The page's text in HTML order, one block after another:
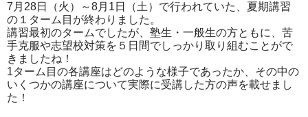
7月28日（火）～8月1日（土）で行われていた、夏期講習
の１ターム目が終わりました。
講習最初のタームでしたが、塾生・一般生の方ともに、苦
手克服や志望校対策を５日間でしっかり取り組むことがで
きましたね！
1ターム目の各講座はどのような様子であったか、その中の
いくつかの講座について実際に受講した方の声を載せまし
た！